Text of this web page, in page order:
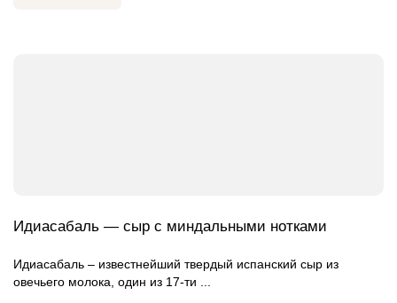
Идиасабаль — сыр с миндальными нотками
Идиасабаль – известнейший твердый испанский сыр из
овечьего молока, один из 17-ти ...